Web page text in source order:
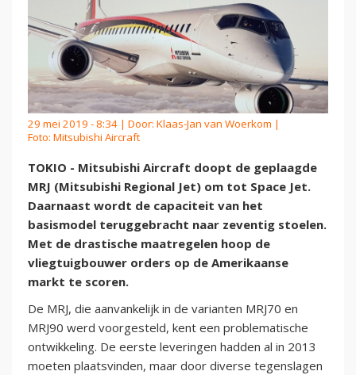
29 mei 2019 - 8:34 | Door: Klaas-Jan van Woerkom |
Foto: Mitsubishi Aircraft
TOKIO - Mitsubishi Aircraft doopt de geplaagde
MRJ (Mitsubishi Regional Jet) om tot Space Jet.
Daarnaast wordt de capaciteit van het
basismodel teruggebracht naar zeventig stoelen.
Met de drastische maatregelen hoop de
vliegtuigbouwer orders op de Amerikaanse
markt te scoren.
De MRJ, die aanvankelijk in de varianten MRJ70 en
MRJ90 werd voorgesteld, kent een problematische
ontwikkeling. De eerste leveringen hadden al in 2013
moeten plaatsvinden, maar door diverse tegenslagen